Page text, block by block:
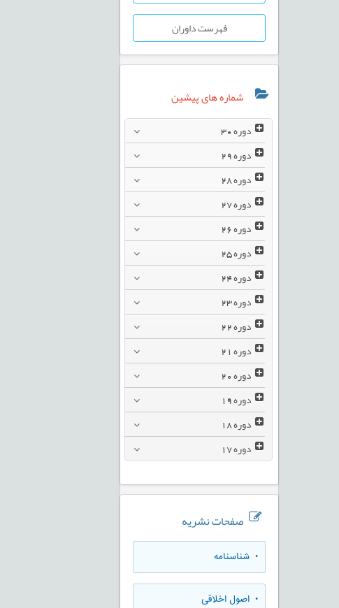
فهرست داوران
شماره های پیشین
دوره
دوره
دوره
دوره
دوره
دوره
دوره
دوره
دوره
دوره
دوره
دوره
دوره
دوره
صفحات نشریه
• شناسنامه
• اصول اخلاقی